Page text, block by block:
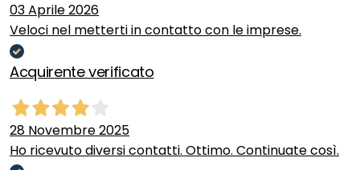
03 Aprile 2026
Veloci nel metterti in contatto con le imprese.
Acquirente verificato
28 Novembre 2025
Ho ricevuto diversi contatti. Ottimo. Continuate così.